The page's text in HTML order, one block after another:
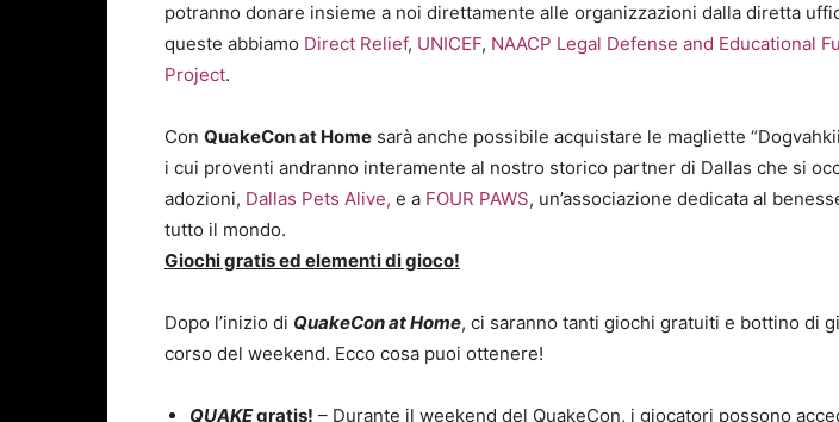
potranno donare insieme a noi direttamente alle organizzazioni dalla diretta
queste abbiamo Direct Relief, UNICEF, NAACP Legal Defense and Educational
Project.
Con QuakeCon at Home sarà anche possibile acquistare le magliette
i cui proventi andranno interamente al nostro storico partner di Dallas che si
adozioni, Dallas Pets Alive, e a FOUR PAWS, un’associazione dedicata al
tutto il mondo.
Giochi gratis ed elementi di gioco!
Dopo l’inizio di QuakeCon at Home, ci saranno tanti giochi gratuiti e bottino di
corso del weekend. Ecco cosa puoi ottenere!
QUAKEgratis! – Durante il weekend del QuakeCon, i giocatori possono